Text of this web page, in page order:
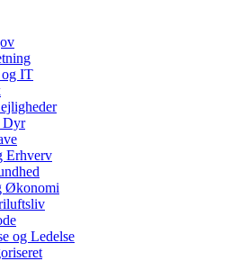
og IT
Dyr
Erhverv
Økonomi
og Ledelse